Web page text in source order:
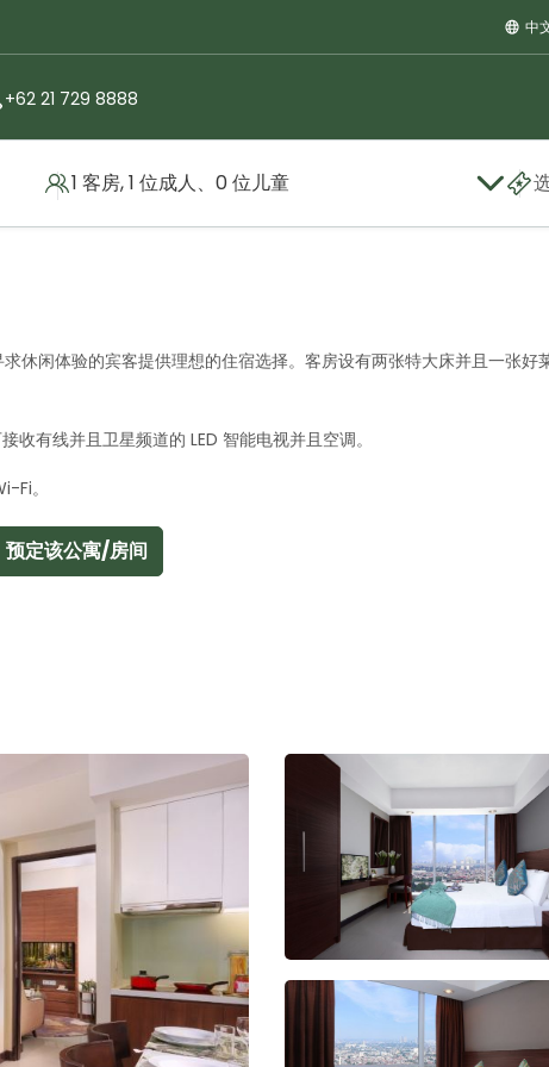
中
1 客房, 1 位成人、0 位儿童
+62 21 729 8888
Three-Bedroom Club Room
休闲体验的宾客提供理想的住宿选择。客房设有两张特大床并且一张好
有线并且卫星频道的 LED 智能电视并且空调。
Fi。
预定该公寓/房间